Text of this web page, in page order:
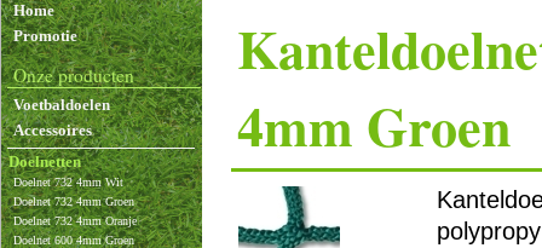
Home
Promotie
Onze producten
Voetbaldoelen
Accessoires
Doelnetten
Doelnet 732 4mm Wit
Doelnet 732 4mm Groen
Doelnet 732 4mm Oranje
Doelnet 600 4mm Groen
4mm Groen